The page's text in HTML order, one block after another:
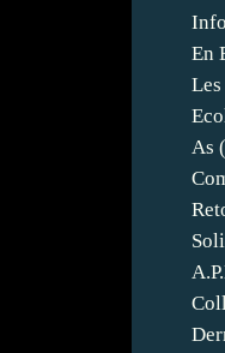
En
As